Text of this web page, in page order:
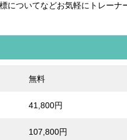
についてなどお気軽にトレーナ
無料
41,800円
107,800円